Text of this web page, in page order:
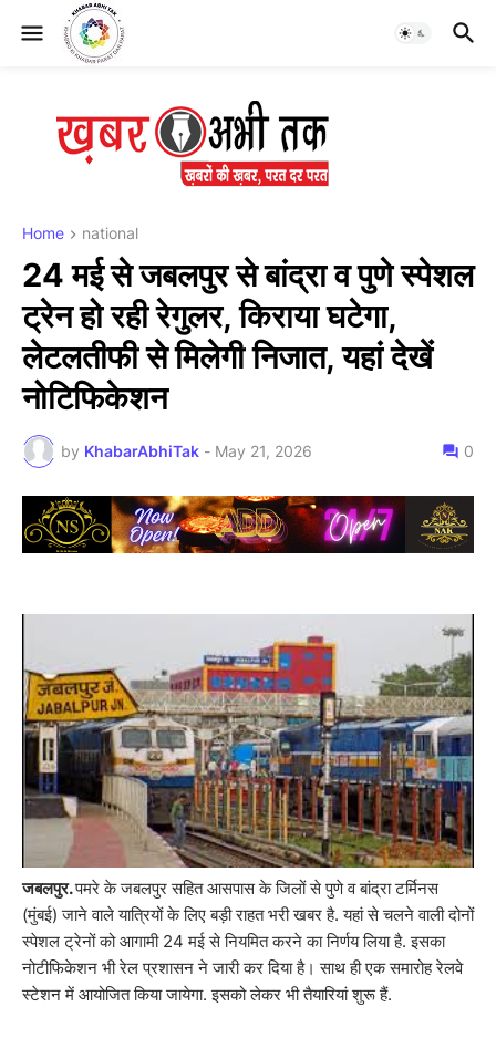
Home national
24 मई से जबलपुर से बांद्रा व पुणे स्पेशल
ट्रेन हो रही रेगुलर, किराया घटेगा,
लेटलतीफी से मिलेगी निजात, यहां देखें
नोटिफिकेशन
by KhabarAbhiTak - May 21, 2026 0
जबलपुर.पमरे के जबलपुर सहित आसपास के जिलों से पुणे व बांद्रा टर्मिनस
(मुंबई) जाने वाले यात्रियों के लिए बड़ी राहत भरी खबर है. यहां से चलने वाली दोनों
स्पेशल ट्रेनों को आगामी 24 मई से नियमित करने का निर्णय लिया है. इसका
नोटीफिकेशन भी रेल प्रशासन ने जारी कर दिया है। साथ ही एक समारोह रेलवे
स्टेशन में आयोजित किया जायेगा. इसको लेकर भी तैयारियां शुरू हैं.